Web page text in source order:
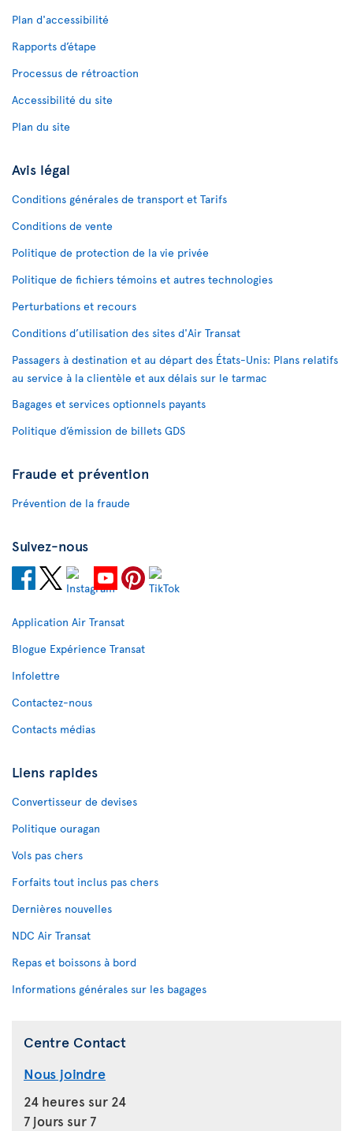
Plan d'accessibilité
Rapports d’étape
Processus de rétroaction
Accessibilité du site
Plan du site
Avis légal
Conditions générales de transport et Tarifs
Conditions de vente
Politique de protection de la vie privée
Politique de fichiers témoins et autres technologies
Perturbations et recours
Conditions d’utilisation des sites d'Air Transat
Passagers à destination et au départ des États-Unis: Plans relatifs
au service à la clientèle et aux délais sur le tarmac
Bagages et services optionnels payants
Politique d’émission de billets GDS
Fraude et prévention
Prévention de la fraude
Suivez-nous
Application Air Transat
Blogue Expérience Transat
Infolettre
Contactez-nous
Contacts médias
Liens rapides
Convertisseur de devises
Politique ouragan
Vols pas chers
Forfaits tout inclus pas chers
Dernières nouvelles
NDC Air Transat
Repas et boissons à bord
Informations générales sur les bagages
Centre Contact
Nous joindre
24 heures sur 24
7 jours sur 7